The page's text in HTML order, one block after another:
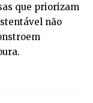
que priorizam
não